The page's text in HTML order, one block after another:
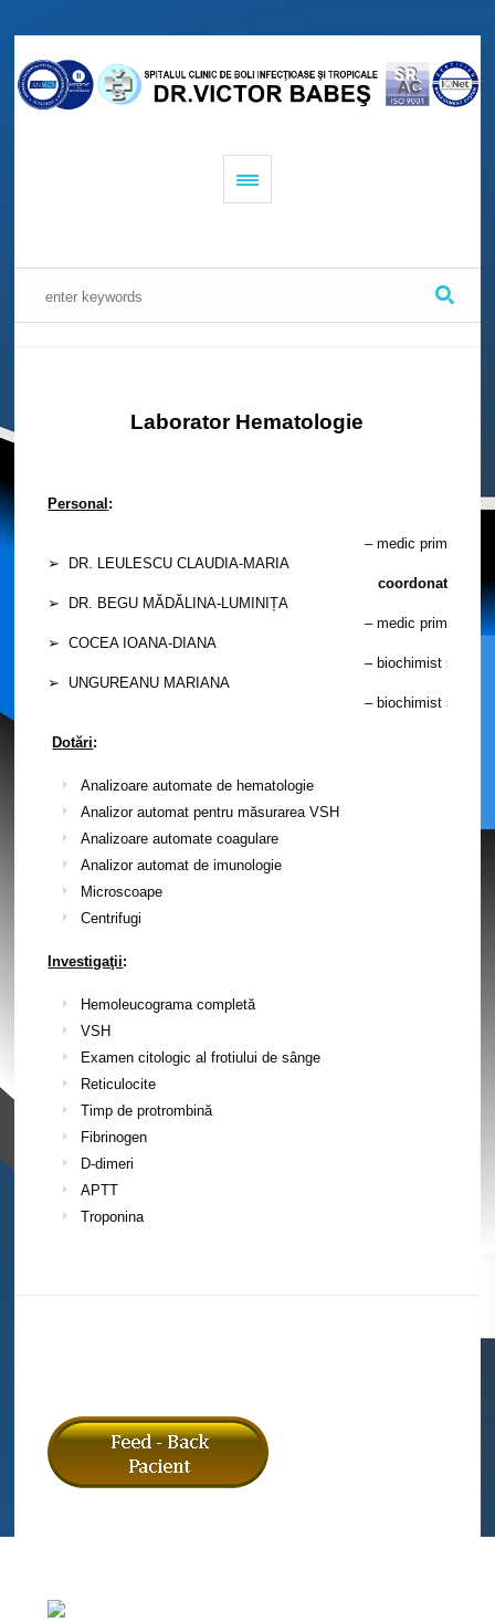
Laborator Hematologie
Personal :
➢ DR. LEULESCU CLAUDIA-MARIA
➢ DR. BEGU MĂDĂLINA-LUMINIȚA
➢ COCEA IOANA-DIANA
➢ UNGUREANU MARIANA
– medic primar
coordonator
– medic primar
– biochimist
– biochimist
Dotări:
Analizoare automate de hematologie
Analizor automat pentru măsurarea VSH
Analizoare automate coagulare
Analizor automat de imunologie
Microscoape
Centrifugi
Investigaţii:
Hemoleucograma completă
VSH
Examen citologic al frotiului de sânge
Reticulocite
Timp de protrombină
Fibrinogen
D-dimeri
APTT
Troponina